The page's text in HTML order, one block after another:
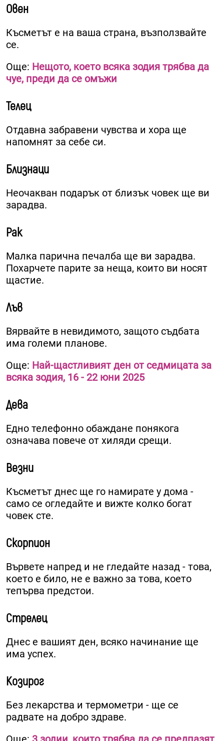
Овен
Късметът е на ваша страна, възползвайте
се.
Още: Нещото, което всяка зодия трябва да
чуе, преди да се омъжи
Телец
Отдавна забравени чувства и хора ще
напомнят за себе си.
Близнаци
Неочакван подарък от близък човек ще ви
зарадва.
Рак
Малка парична печалба ще ви зарадва.
Похарчете парите за неща, които ви носят
щастие.
Лъв
Вярвайте в невидимото, защото съдбата
има големи планове.
Още: Най-щастливият ден от седмицата за
всяка зодия, 16 - 22 юни 2025
Дева
Едно телефонно обаждане понякога
означава повече от хиляди срещи.
Везни
Късметът днес ще го намирате у дома -
само се огледайте и вижте колко богат
човек сте.
Скорпион
Вървете напред и не гледайте назад - това,
което е било, не е важно за това, което
тепърва предстои.
Стрелец
Днес е вашият ден, всяко начинание ще
има успех.
Козирог
Без лекарства и термометри - ще се
радвате на добро здраве.